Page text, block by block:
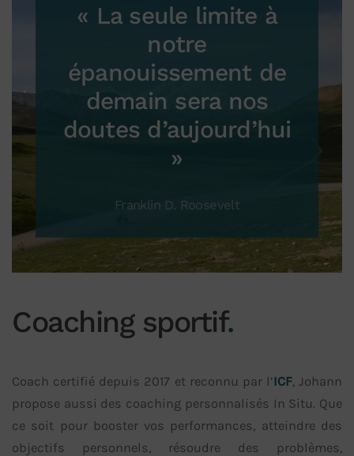
« La seule limite à
notre
épanouissement de
demain sera nos
doutes d’aujourd’hui
»
Franklin D. Roosevelt
Coaching sportif.
Coach certifié depuis 2017 et reconnu par l’ ICF, Johann
propose aussi des coaching personnalisés In Situ. Que
ce soit pour booster vos performances, atteindre des
objectifs personnels, résoudre des problèmes,